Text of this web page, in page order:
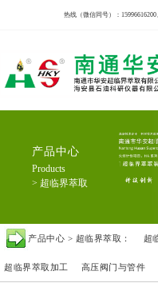
热线（微信同号）： 15996616200
产品中心
Products
> 超临界萃取
产品中心 > 超临界萃取： 超
超临界萃取加工 高压阀门与管件